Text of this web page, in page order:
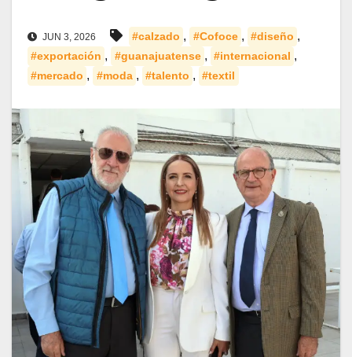
JUN 3, 2026 #calzado , #Cofoce , #diseño ,
#exportación , #guanajuatense , #internacional ,
#mercado , #moda , #talento , #textil